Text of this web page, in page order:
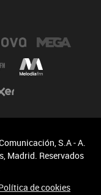
S.A - A.
Madrid. Reservados
de cookies